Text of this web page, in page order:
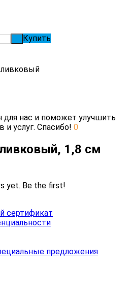
Купить
нас и поможет улучшить
и услуг. Спасибо! 0
1,8 см
yet. Be the first!
сертификат
предложения